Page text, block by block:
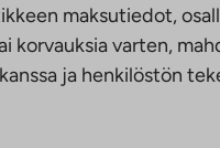
maksutiedot,
varten,
ja henkilöstön